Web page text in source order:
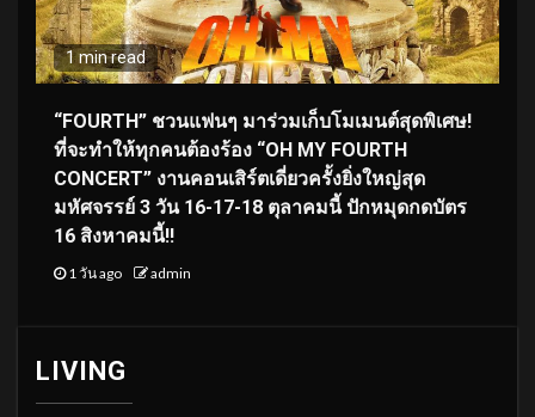
1 min read
“FOURTH” ชวนแฟนๆ มาร่วมเก็บโมเมนต์สุดพิเศษ!
ที่จะทำให้ทุกคนต้องร้อง “OH MY FOURTH
CONCERT” งานคอนเสิร์ตเดี่ยวครั้งยิ่งใหญ่สุด
มหัศจรรย์ 3 วัน 16-17-18 ตุลาคมนี้ ปักหมุดกดบัตร
16 สิงหาคมนี้!!
1 วัน ago admin
LIVING